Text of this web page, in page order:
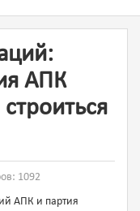
АПК
1092
АПК и партия